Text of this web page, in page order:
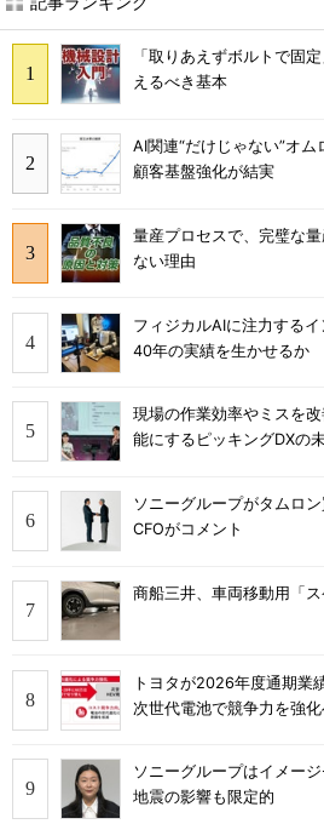
「取りあえずボルトで固
えるべき基本
AI関連“だけじゃない”オ
顧客基盤強化が結実
量産プロセスで、完璧な
ない理由
フィジカルAIに注力する
40年の実績を生かせるか
現場の作業効率やミスを
能にするピッキングDXの
ソニーグループがタムロ
CFOがコメント
商船三井、車両移動用「
トヨタが2026年度通期業
次世代電池で競争力を強
ソニーグループはイメー
地震の影響も限定的